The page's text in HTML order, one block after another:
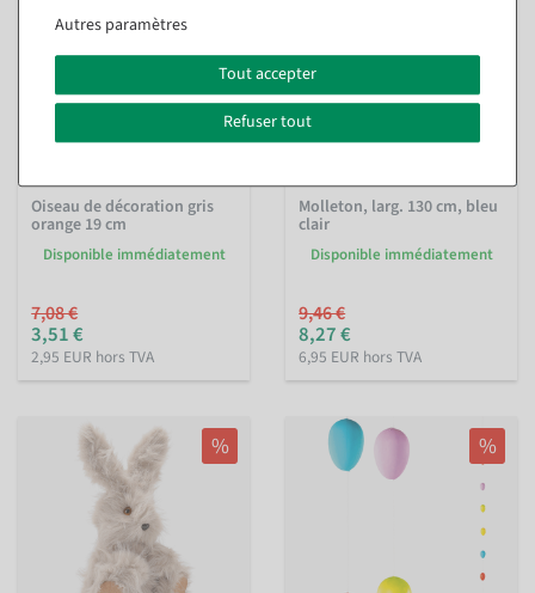
Oiseau de décoration gris
orange 19 cm
Disponible immédiatement
7,08 €
3,51 €
2,95 EUR hors TVA
Molleton, larg. 130 cm, bleu
clair
Disponible immédiatement
9,46 €
8,27 €
6,95 EUR hors TVA
% %
Autres paramètres
Tout accepter
Refuser tout